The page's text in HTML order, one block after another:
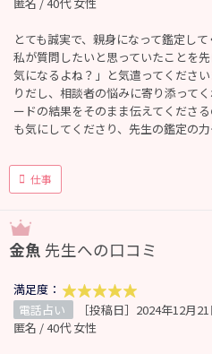
とても誠実で、親身になって鑑定し
私が質問したいと思っていたことを
気になるよね？」と気遣ってくださ
りだし、相談者の悩みに寄り添って
ードの結果をそのまま伝えてくださ
も気にしてくださり、先生の鑑定の力
仕事
金魚 先生への口コミ
満足度：
電話占い
［投稿日］2024年12月
匿名 / 40代 女性